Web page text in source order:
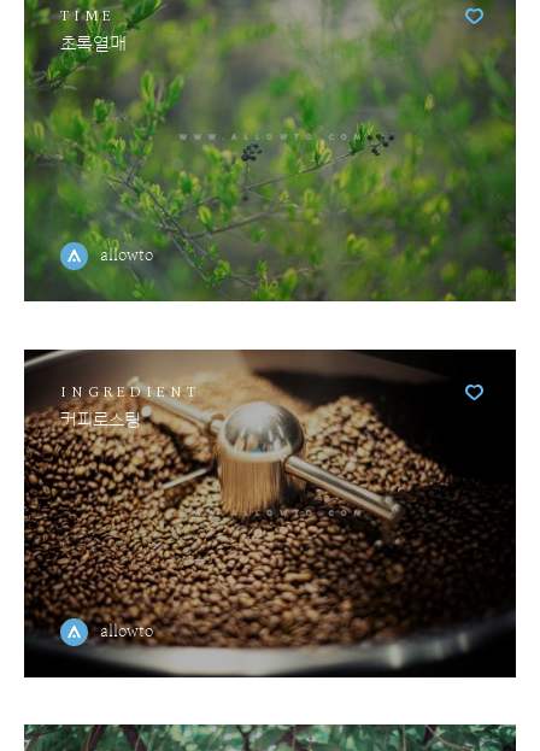
TIME
초록열매
allowto
INGREDIENT
커피로스팅
allowto